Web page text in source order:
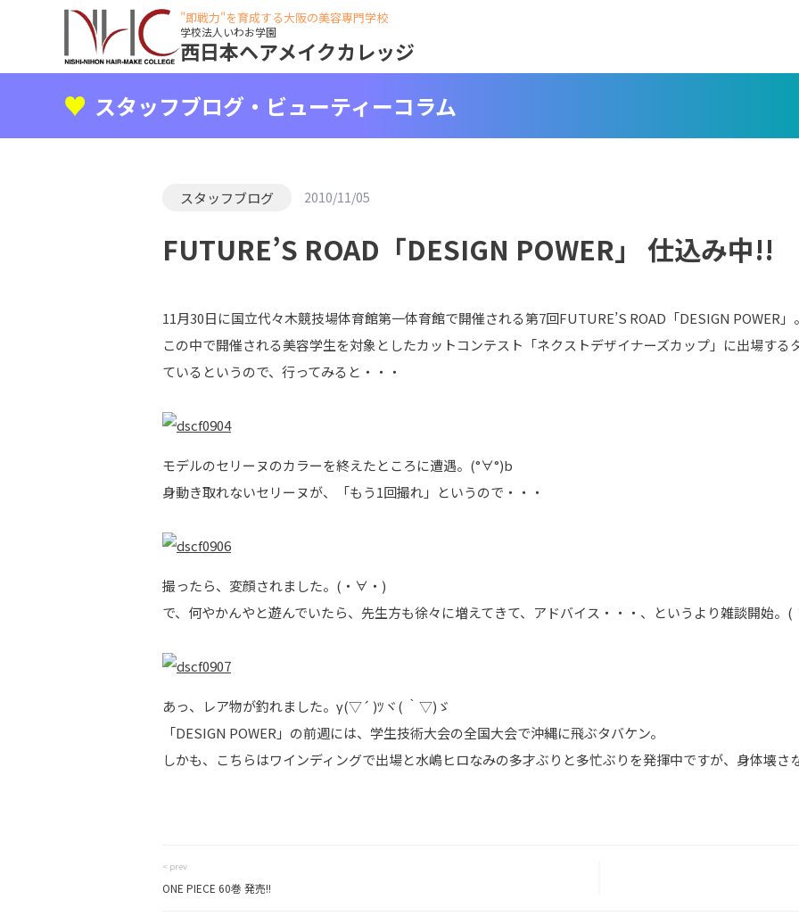
"即戦力"を育成する大阪の美容専門学校
学校法人いわお学園
西日本ヘアメイクカレッジ
スタッフブログ・ビューティーコラム
スタッフブログ 2010/11/05
FUTURE’S ROAD「DESIGN POWER」 仕込み中!!
11月30日に国立代々木競技場体育館第一体育館で開催される第7回FUTURE’S ROAD「DESIGN POWER
この中で開催される美容学生を対象としたカットコンテスト「ネクストデザイナーズカップ」に出場す
ているというので、行ってみると・・・
モデルのセリーヌのカラーを終えたところに遭遇。(°∀°)b
身動き取れないセリーヌが、「もう1回撮れ」というので・・・
撮ったら、変顔されました。(・∀・)
で、何やかんやと遊んでいたら、先生方も徐々に増えてきて、アドバイス・・・、というより雑談開始。(
あっ、レア物が釣れました。γ(▽´ )ﾂヾ( ｀▽)ゞ
「DESIGN POWER」の前週には、学生技術大会の全国大会で沖縄に飛ぶタバケン。
しかも、こちらはワインディングで出場と水嶋ヒロなみの多才ぶりと多忙ぶりを発揮中ですが、身体壊
< prev
ONE PIECE 60巻 発売!!